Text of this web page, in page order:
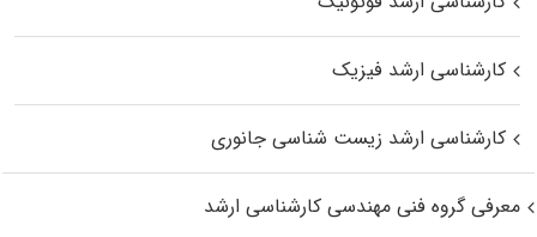
کارشناسی ارشد فیزیک
کارشناسی ارشد زیست‌ شناسی جانوری
معرفی گروه فنی مهندسی کارشناسی ارشد